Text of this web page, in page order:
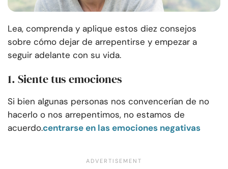
Lea, comprenda y aplique estos diez consejos
sobre cómo dejar de arrepentirse y empezar a
seguir adelante con su vida.
1. Siente tus emociones
Si bien algunas personas nos convencerían de no
hacerlo o nos arrepentimos, no estamos de
acuerdo.centrarse en las emociones negativas